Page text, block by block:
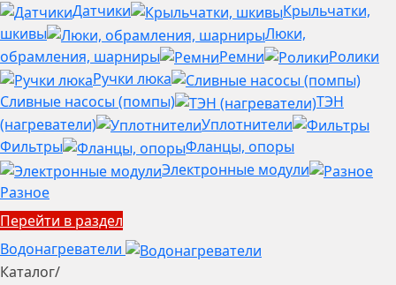
Датчики
Крыльчатки,
шкивы
Люки,
обрамления, шарниры
Ремни
Ролики
Ручки люка
Сливные насосы (помпы)
ТЭН
(нагреватели)
Уплотнители
Фильтры
Фланцы, опоры
Электронные модули
Разное
Перейти в раздел
Водонагреватели
Каталог/